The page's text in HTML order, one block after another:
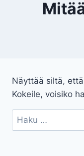
Näyttää siltä,
Kokeile, voisiko
Haku: